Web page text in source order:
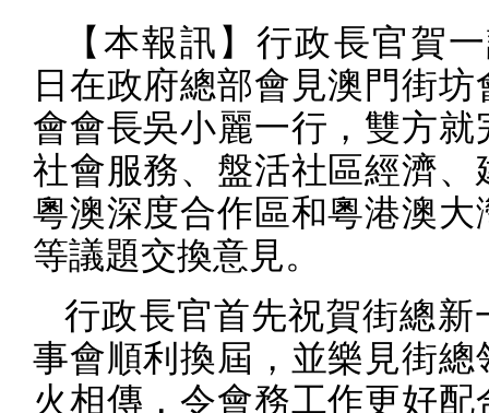
【本報訊】行政長官賀
日在政府總部會見澳門街坊
會會長吳小麗一行，雙方就
社會服務、盤活社區經濟、
粵澳深度合作區和粵港澳大
等議題交換意見。
行政長官首先祝賀街總新
事會順利換屆，並樂見街總
火相傳，令會務工作更好配